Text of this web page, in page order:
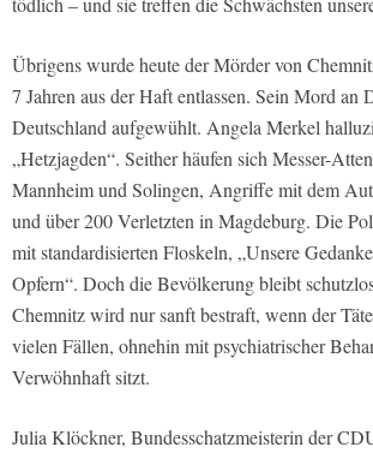
Übrigens wurde heute der Mörder von
7 Jahren aus der Haft entlassen. Sein Mord an
Deutschland aufgewühlt. Angela Merkel
„Hetzjagden“. Seither häufen sich Messer-
Mannheim und Solingen, Angriffe mit dem
und über 200 Verletzten in Magdeburg. Die
mit standardisierten Floskeln, „Unsere
Opfern“. Doch die Bevölkerung bleibt
Chemnitz wird nur sanft bestraft, wenn der
vielen Fällen, ohnehin mit psychiatrischer
Verwöhnhaft sitzt.
Julia Klöckner, Bundesschatzmeisterin der